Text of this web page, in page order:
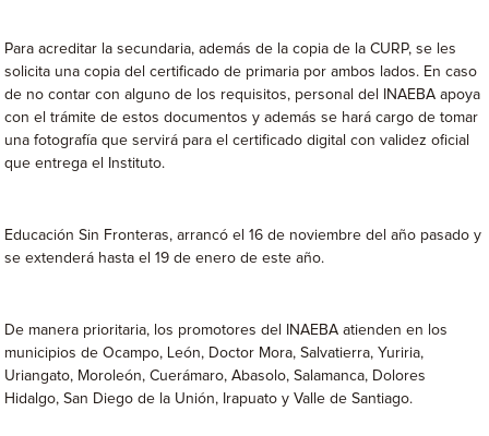
Para acreditar la secundaria, además de la copia de la CURP, se les
solicita una copia del certificado de primaria por ambos lados. En caso
de no contar con alguno de los requisitos, personal del INAEBA apoya
con el trámite de estos documentos y además se hará cargo de tomar
una fotografía que servirá para el certificado digital con validez oficial
que entrega el Instituto.
Educación Sin Fronteras, arrancó el 16 de noviembre del año pasado y
se extenderá hasta el 19 de enero de este año.
De manera prioritaria, los promotores del INAEBA atienden en los
municipios de Ocampo, León, Doctor Mora, Salvatierra, Yuriria,
Uriangato, Moroleón, Cuerámaro, Abasolo, Salamanca, Dolores
Hidalgo, San Diego de la Unión, Irapuato y Valle de Santiago.